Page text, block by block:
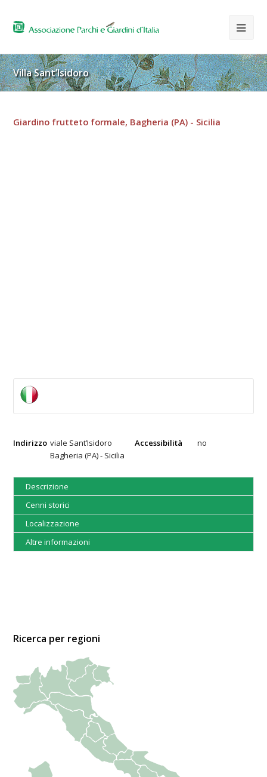
Villa Sant’Isidoro
Giardino frutteto formale, Bagheria (PA) - Sicilia
Indirizzo viale Sant’Isidoro
Bagheria (PA) - Sicilia
Accessibilità no
Descrizione
Cenni storici
Localizzazione
Altre informazioni
Ricerca per regioni